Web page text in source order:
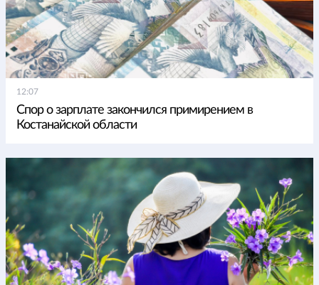
12:07
Спор о зарплате закончился примирением в
Костанайской области